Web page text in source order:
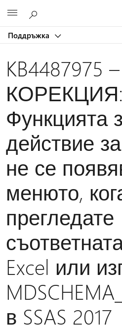
Поддръжка
KB4487975 –
КОРЕКЦИЯ:
Функцията
действие
не се
менюто,
прегледате
Excel или
в SSAS 2017